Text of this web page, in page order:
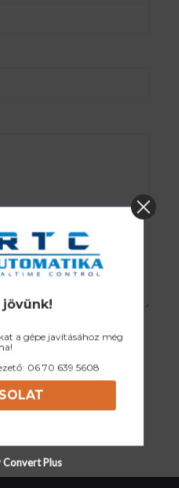
jövünk!
a gépe javításához még
06 70 639 5608
Plus